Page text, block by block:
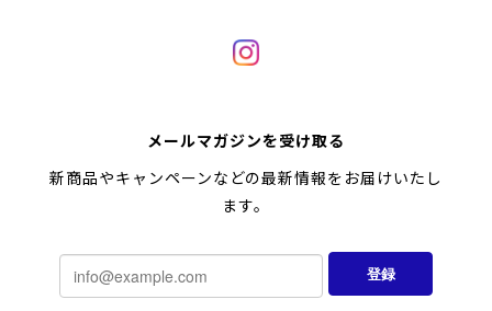
メールマガジンを受け取る
新商品やキャンペーンなどの最新情報をお届けいたし
ます。
登録